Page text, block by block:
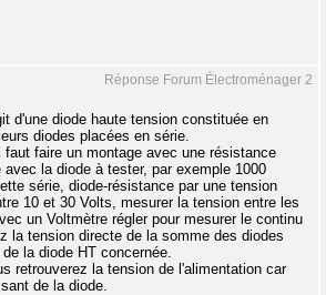
Réponse Forum Électroménager 2
d'une diode haute tension constituée en
diodes placées en série.
faut faire un montage avec une résistance
avec la diode à tester, par exemple 1000
série, diode-résistance par une tension
10 et 30 Volts, mesurer la tension entre les
un Voltmètre régler pour mesurer le continu
la tension directe de la somme des diodes
la diode HT concernée.
retrouverez la tension de l'alimentation car
de la diode.